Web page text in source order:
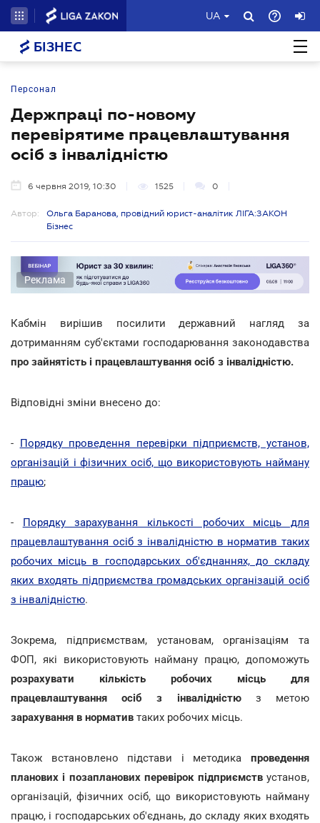
UA
БІЗНЕС
Персонал
Держпраці по-новому
перевірятиме працевлаштування
осіб з інвалідністю
6 червня 2019, 10:30 1525 0
Автор:
Ольга Баранова, провідний юрист-аналітик ЛІГА:ЗАКОН
Бізнес
Реклама
Кабмін вирішив посилити державний нагляд за
дотриманням суб'єктами господарювання законодавства
про зайнятість і працевлаштування осіб з інвалідністю.
Відповідні зміни внесено до:
- Порядку проведення перевірки підприємств, установ,
організацій і фізичних осіб, що використовують найману
працю;
- Порядку зарахування кількості робочих місць для
працевлаштування осіб з інвалідністю в норматив таких
робочих місць в господарських об'єднаннях, до складу
яких входять підприємства громадських організацій осіб
з інвалідністю.
Зокрема, підприємствам, установам, організаціям та
ФОП, які використовують найману працю, допоможуть
розрахувати кількість робочих місць для
працевлаштування осіб з інвалідністюз метою
зарахування в норматив таких робочих місць.
Також встановлено підстави і методика проведення
планових і позапланових перевірок підприємствустанов,
організацій, фізичних осіб, що використовують найману
працю, і господарських об'єднань, до складу яких входять